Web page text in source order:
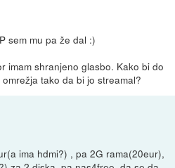
sem mu pa že dal :)
imam shranjeno glasbo. Kako bi do
tako da bi jo streamal?
ima hdmi?) , pa 2G rama(20eur),